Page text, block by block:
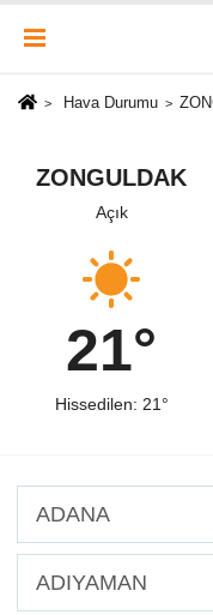
Hava Durumu
ZONGULDAK
Açık
21°
Hissedilen: 21°
ADANA
ADIYAMAN